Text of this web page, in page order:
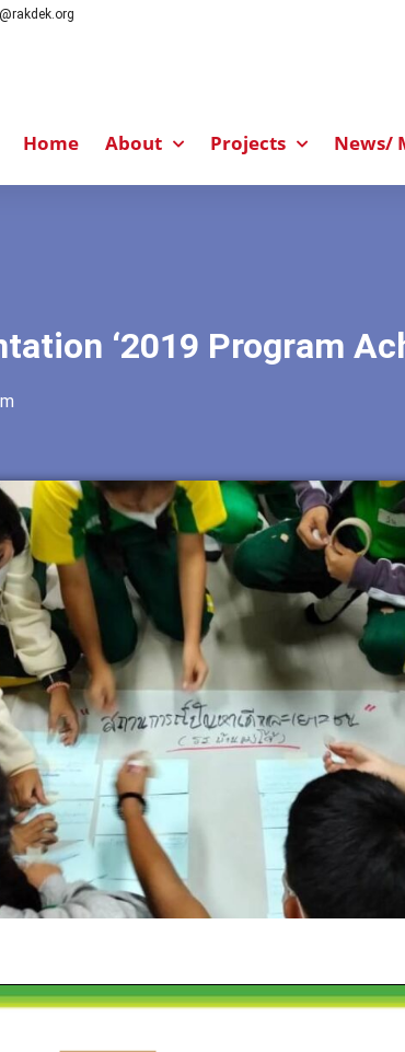
Home About Projects News/
‘2019 Program